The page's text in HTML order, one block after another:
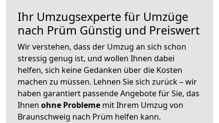
Ihr Umzugsexperte für Umzüge
nach Prüm Günstig und Preiswert
Wir verstehen, dass der Umzug an sich schon
stressig genug ist, und wollen Ihnen dabei
helfen, sich keine Gedanken über die Kosten
machen zu müssen. Lehnen Sie sich zurück – wir
haben garantiert passende Angebote für Sie, das
Ihnen ohne Probleme mit Ihrem Umzug von
Braunschweig nach Prüm helfen kann.